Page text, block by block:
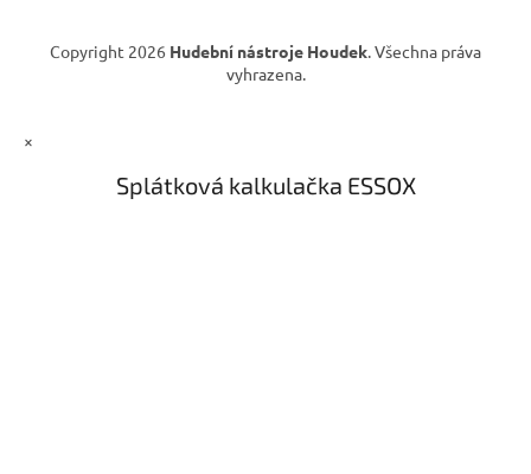
Copyright 2026 Hudební nástroje Houdek. Všechna práva
vyhrazena.
×
Splátková kalkulačka ESSOX